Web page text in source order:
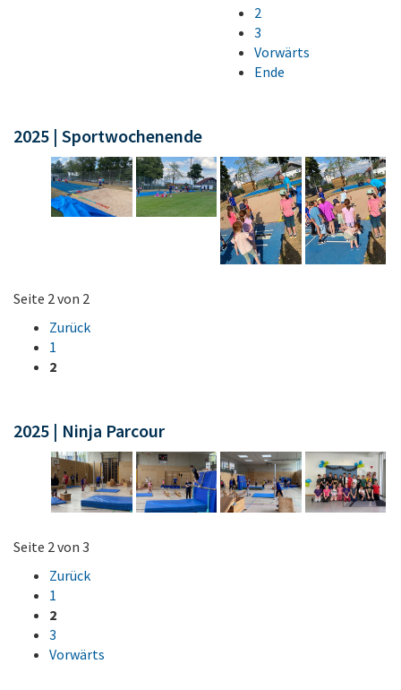
2
3
Vorwärts
Ende
2025 | Sportwochenende
Seite 2 von 2
Zurück
1
2
2025 | Ninja Parcour
Seite 2 von 3
Zurück
1
2
3
Vorwärts